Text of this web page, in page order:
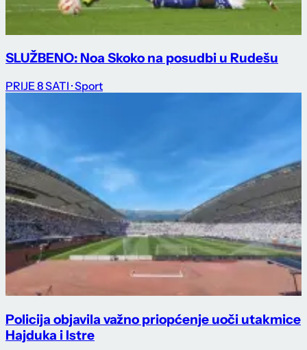
SLUŽBENO: Noa Skoko na posudbi u Rudešu
PRIJE 8 SATI · Sport
Policija objavila važno priopćenje uoči utakmice
Hajduka i Istre